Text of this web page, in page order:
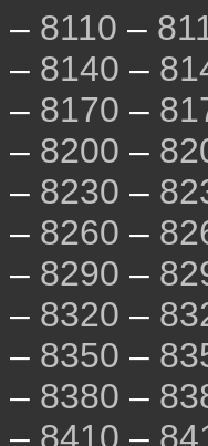
– 8110 –
– 8140 –
– 8170 –
– 8200 –
– 8230 –
– 8260 –
– 8290 –
– 8320 –
– 8350 –
– 8380 –
– 8410 –